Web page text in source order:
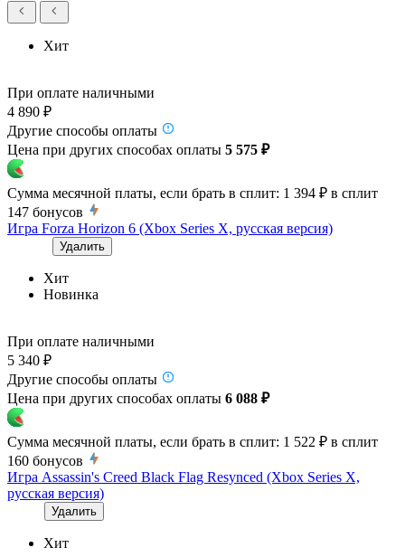
Хит
При оплате наличными
4 890 ₽
Другие способы оплаты
Цена при других способах оплаты 5 575 ₽
Сумма месячной платы, если брать в сплит: 1 394 ₽ в сплит
147 бонусов
Игра Forza Horizon 6 (Xbox Series X, русская версия)
Удалить
Хит
Новинка
При оплате наличными
5 340 ₽
Другие способы оплаты
Цена при других способах оплаты 6 088 ₽
Сумма месячной платы, если брать в сплит: 1 522 ₽ в сплит
160 бонусов
Игра Assassin's Creed Black Flag Resynced (Xbox Series X,
русская версия)
Удалить
Хит